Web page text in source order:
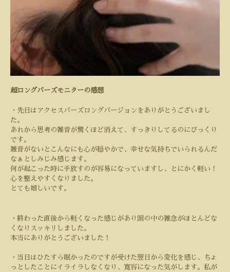
超ロングバーズモニターの感想
・先日はアクセスバーズロングバージョンをありがとうございまし
た。
あれから思考の雑音が驚くほど消えて、すっきりしてるのにびっくり
です。
雑音がないとこんなにも心が穏やかで、幸せな気持ちでいられるんだ
なぁとしみじみ感じます。
何が起こった時に手放すのが容易になっていますし、とにかく軽い！
心を整えやすくなりました。
とても嬉しいです。
・終わった直後から軽くなった感じがあり頭の中の雑念がほとんどな
くなりスッキリしました。
本当にありがとうございました！
・当日はひたすら眠かったのですが受けた翌日から変化を感じ、ちょ
っとしたことにイライラしなくなり、寛容になった気がします。私が